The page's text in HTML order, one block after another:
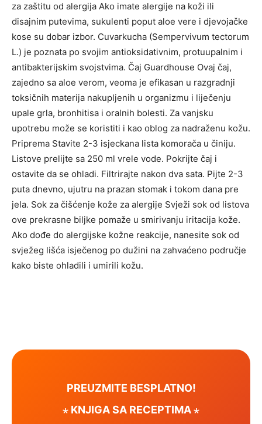
za zaštitu od alergija Ako imate alergije na koži ili
disajnim putevima, sukulenti poput aloe vere i djevojačke
kose su dobar izbor. Cuvarkucha (Sempervivum tectorum
L.) je poznata po svojim antioksidativnim, protuupalnim i
antibakterijskim svojstvima. Čaj Guardhouse Ovaj čaj,
zajedno sa aloe verom, veoma je efikasan u razgradnji
toksičnih materija nakupljenih u organizmu i liječenju
upale grla, bronhitisa i oralnih bolesti. Za vanjsku
upotrebu može se koristiti i kao oblog za nadraženu kožu.
Priprema Stavite 2-3 isjeckana lista komorača u činiju.
Listove prelijte sa 250 ml vrele vode. Pokrijte čaj i
ostavite da se ohladi. Filtrirajte nakon dva sata. Pijte 2-3
puta dnevno, ujutru na prazan stomak i tokom dana pre
jela. Sok za čišćenje kože za alergije Svježi sok od listova
ove prekrasne biljke pomaže u smirivanju iritacija kože.
Ako dođe do alergijske kožne reakcije, nanesite sok od
svježeg lišća isječenog po dužini na zahvaćeno područje
kako biste ohladili i umirili kožu.
PREUZMITE BESPLATNO!
⋆ KNJIGA SA RECEPTIMA ⋆